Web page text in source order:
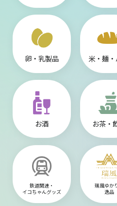
卵・乳製品 米・麺
お酒 お茶・
鉄道関連・
イコちゃんグッズ
瑞風ゆか
逸品